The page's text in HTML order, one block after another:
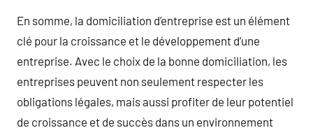
En somme, la domiciliation d’entreprise est un élément
clé pour la croissance et le développement d’une
entreprise. Avec le choix de la bonne domiciliation, les
entreprises peuvent non seulement respecter les
obligations légales, mais aussi profiter de leur potentiel
de croissance et de succès dans un environnement